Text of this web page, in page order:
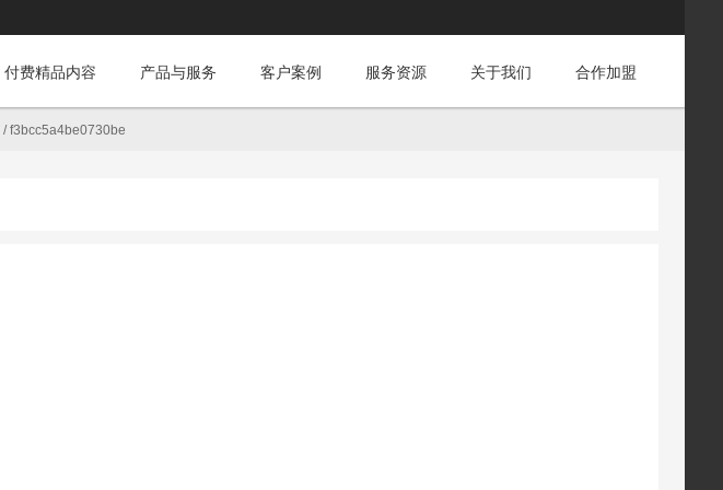
付费精品内容 产品与服务 客户案例 服务资源 关于我们 合作加盟
/f3bcc5a4be0730be